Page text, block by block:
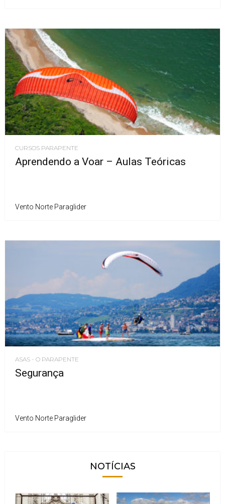
CURSOS PARAPENTE
Aprendendo a Voar – Aulas Teóricas
Vento Norte Paraglider
ASAS - O PARAPENTE
Segurança
Vento Norte Paraglider
NOTÍCIAS